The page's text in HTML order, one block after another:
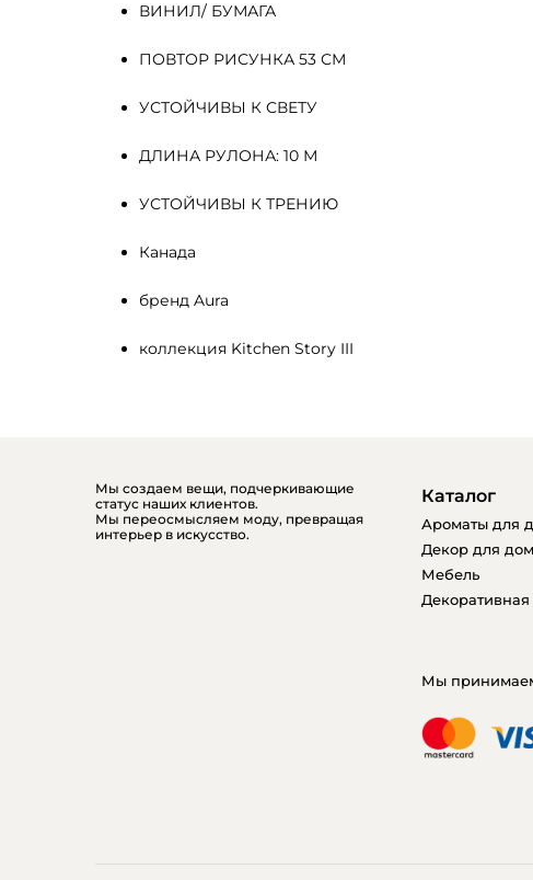
ВИНИЛ/ БУМАГА
ПОВТОР РИСУНКА 53 СМ
УСТОЙЧИВЫ К СВЕТУ
ДЛИНА РУЛОНА: 10 М
УСТОЙЧИВЫ К ТРЕНИЮ
Канада
бренд Aura
коллекция Kitchen Story III
Мы создаем вещи, подчеркивающие
статус наших клиентов.
Мы переосмысляем моду, превращая
интерьер в искусство.
Каталог
Ароматы для
Декор для
Мебель
Декоративная
Мы